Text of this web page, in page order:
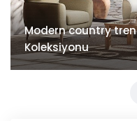
Modern country
Koleksiyonu